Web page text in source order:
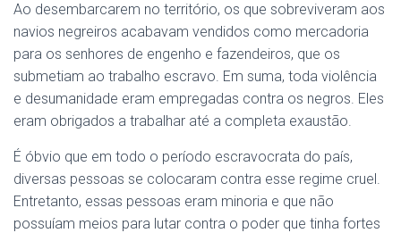
Ao desembarcarem no território, os que sobreviveram aos
navios negreiros acabavam vendidos como mercadoria
para os senhores de engenho e fazendeiros, que os
submetiam ao trabalho escravo. Em suma, toda violência
e desumanidade eram empregadas contra os negros. Eles
eram obrigados a trabalhar até a completa exaustão.
É óbvio que em todo o período escravocrata do país,
diversas pessoas se colocaram contra esse regime cruel.
Entretanto, essas pessoas eram minoria e que não
possuíam meios para lutar contra o poder que tinha fortes